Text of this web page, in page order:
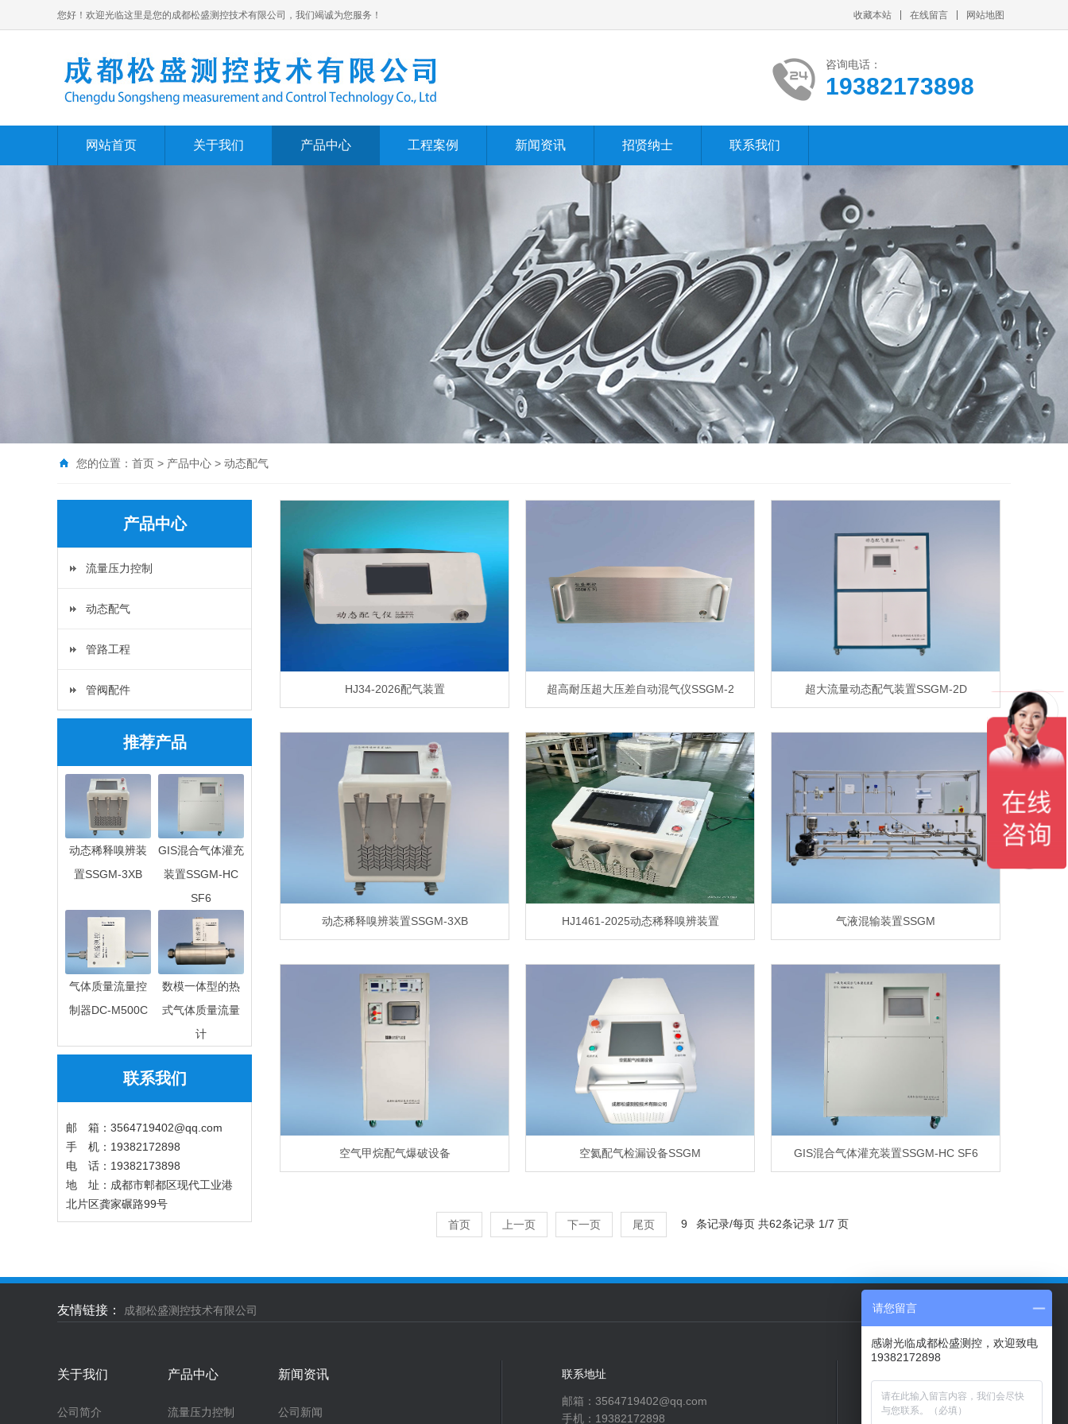
您好！欢迎光临这里是您的成都松盛测控技术有限公司，我们竭诚为您服务！ 收藏本站 在线留言 网站地图
咨询电话：
19382173898
网站首页 关于我们 产品中心 工程案例 新闻资讯 招贤纳士 联系我们
您的位置： 首页 > 产品中心 > 动态配气
产品中心
流量压力控制
动态配气
管路工程
管阀配件
推荐产品
动态稀释嗅辨装
置SSGM-3XB
GIS混合气体灌充
装置SSGM-HC
SF6
气体质量流量控
制器DC-M500C
数模一体型的热
式气体质量流量
计
联系我们
邮 箱：3564719402@qq.com ​
手 机：19382172898
电 话：19382173898
地 址：成都市郫都区现代工业港
北片区龚家碾路99号
HJ34-2026配气装置 超高耐压超大压差自动混气仪SSGM-2 超大流量动态配气装置SSGM-2D
动态稀释嗅辨装置SSGM-3XB HJ1461-2025动态稀释嗅辨装置 气液混输装置SSGM
空气甲烷配气爆破设备 空氦配气检漏设备SSGM GIS混合气体灌充装置SSGM-HC SF6
首页 上一页 下一页 尾页 条记录/每页 共62条记录 1/7 页
友情链接： 成都松盛测控技术有限公司
关于我们
公司简介
产品中心
流量压力控制
新闻资讯
公司新闻
联系地址
邮箱：3564719402@qq.com
手机：19382172898
请您留言
感谢光临成都松盛测控，欢迎致电
19382172898